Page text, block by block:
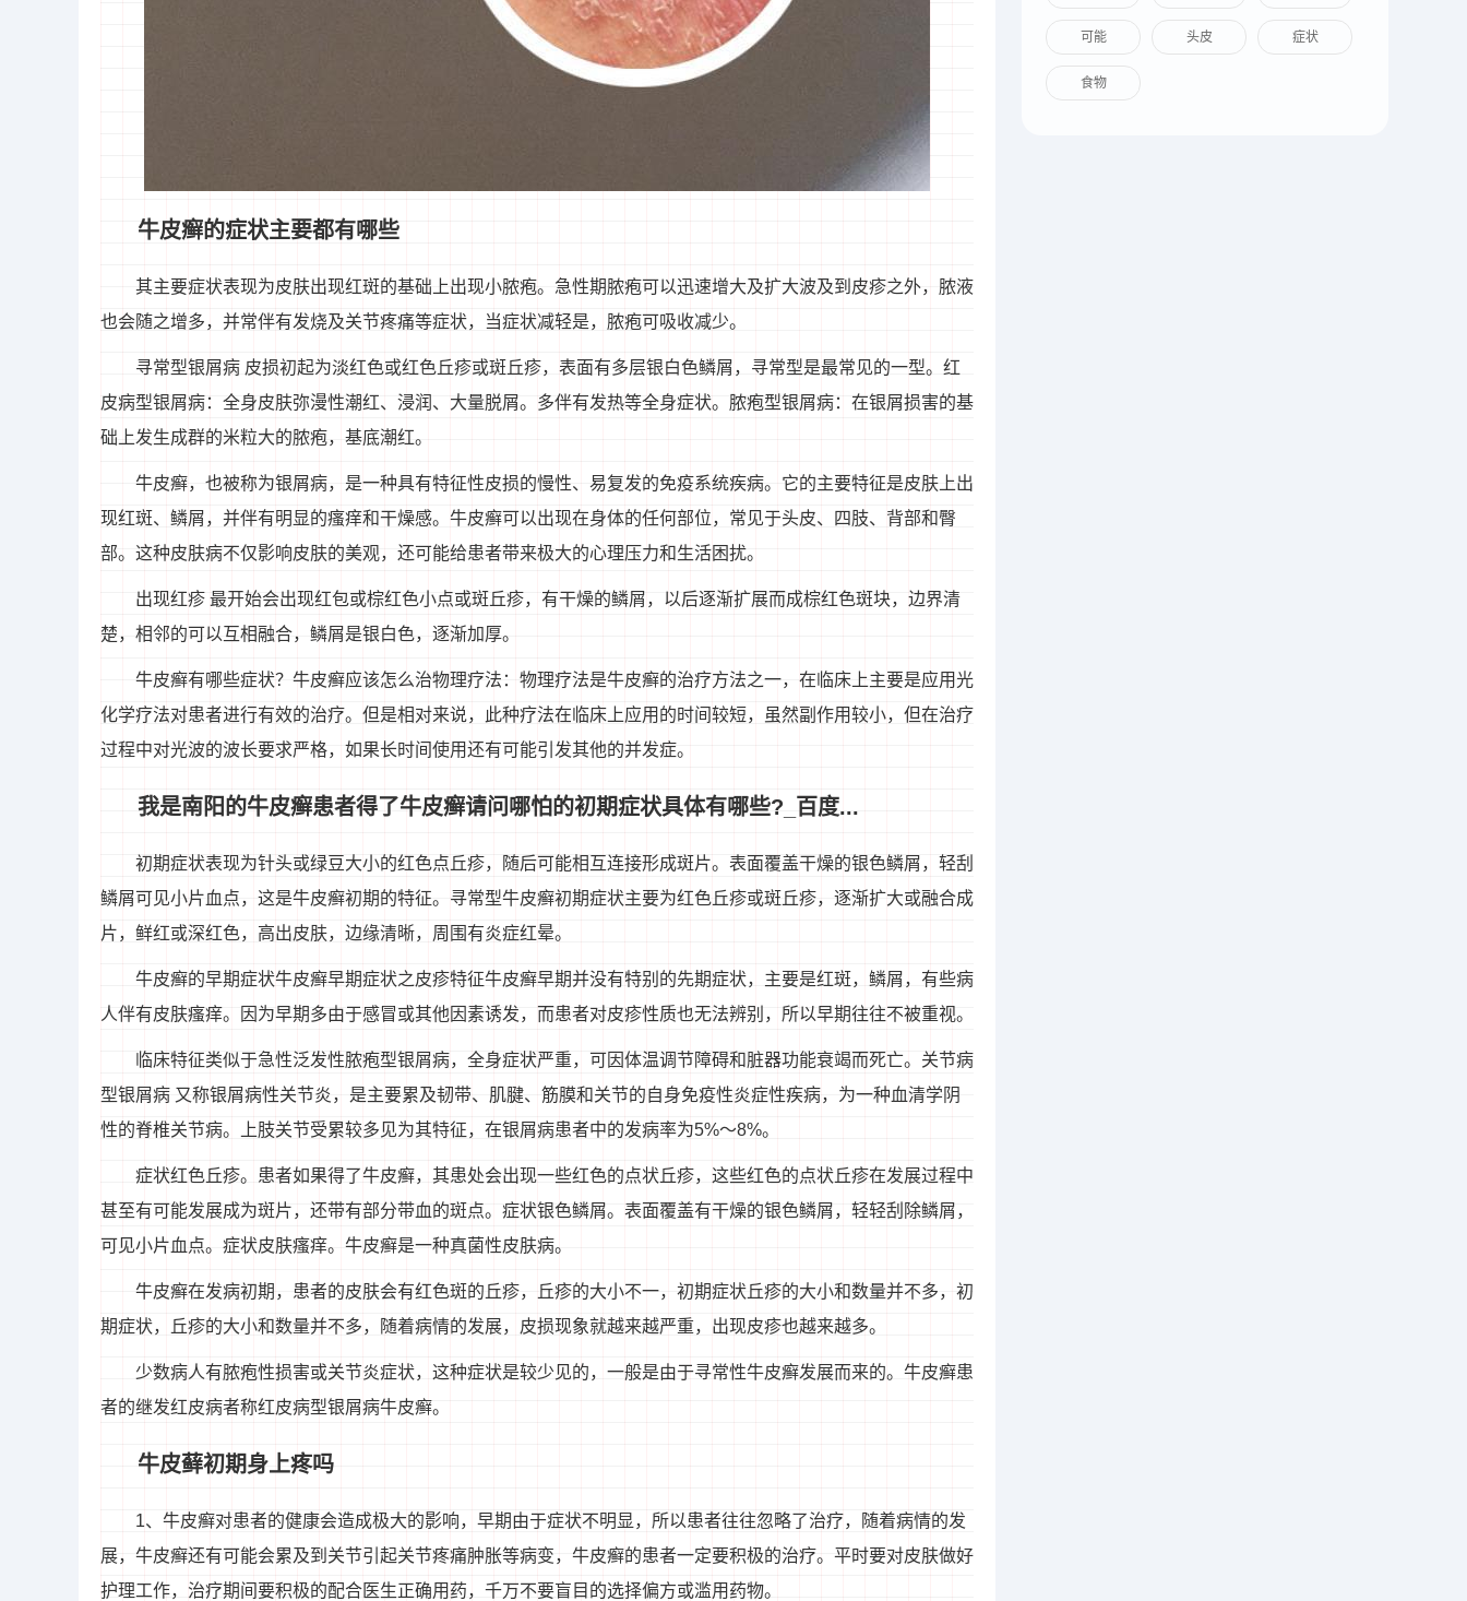
牛皮癣的症状主要都有哪些
其主要症状表现为皮肤出现红斑的基础上出现小脓疱。急性期脓疱可以迅速增大及扩大波及到皮疹之外，脓液
也会随之增多，并常伴有发烧及关节疼痛等症状，当症状减轻是，脓疱可吸收减少。
寻常型银屑病 皮损初起为淡红色或红色丘疹或斑丘疹，表面有多层银白色鳞屑，寻常型是最常见的一型。红
皮病型银屑病：全身皮肤弥漫性潮红、浸润、大量脱屑。多伴有发热等全身症状。脓疱型银屑病：在银屑损害的基
础上发生成群的米粒大的脓疱，基底潮红。
牛皮癣，也被称为银屑病，是一种具有特征性皮损的慢性、易复发的免疫系统疾病。它的主要特征是皮肤上出
现红斑、鳞屑，并伴有明显的瘙痒和干燥感。牛皮癣可以出现在身体的任何部位，常见于头皮、四肢、背部和臀
部。这种皮肤病不仅影响皮肤的美观，还可能给患者带来极大的心理压力和生活困扰。
出现红疹 最开始会出现红包或棕红色小点或斑丘疹，有干燥的鳞屑，以后逐渐扩展而成棕红色斑块，边界清
楚，相邻的可以互相融合，鳞屑是银白色，逐渐加厚。
牛皮癣有哪些症状？牛皮癣应该怎么治物理疗法：物理疗法是牛皮癣的治疗方法之一，在临床上主要是应用光
化学疗法对患者进行有效的治疗。但是相对来说，此种疗法在临床上应用的时间较短，虽然副作用较小，但在治疗
过程中对光波的波长要求严格，如果长时间使用还有可能引发其他的并发症。
我是南阳的牛皮癣患者得了牛皮癣请问哪怕的初期症状具体有哪些?_百度...
初期症状表现为针头或绿豆大小的红色点丘疹，随后可能相互连接形成斑片。表面覆盖干燥的银色鳞屑，轻刮
鳞屑可见小片血点，这是牛皮癣初期的特征。寻常型牛皮癣初期症状主要为红色丘疹或斑丘疹，逐渐扩大或融合成
片，鲜红或深红色，高出皮肤，边缘清晰，周围有炎症红晕。
牛皮癣的早期症状牛皮癣早期症状之皮疹特征牛皮癣早期并没有特别的先期症状，主要是红斑，鳞屑，有些病
人伴有皮肤瘙痒。因为早期多由于感冒或其他因素诱发，而患者对皮疹性质也无法辨别，所以早期往往不被重视。
临床特征类似于急性泛发性脓疱型银屑病，全身症状严重，可因体温调节障碍和脏器功能衰竭而死亡。关节病
型银屑病 又称银屑病性关节炎，是主要累及韧带、肌腱、筋膜和关节的自身免疫性炎症性疾病，为一种血清学阴
性的脊椎关节病。上肢关节受累较多见为其特征，在银屑病患者中的发病率为5%～8%。
症状红色丘疹。患者如果得了牛皮癣，其患处会出现一些红色的点状丘疹，这些红色的点状丘疹在发展过程中
甚至有可能发展成为斑片，还带有部分带血的斑点。症状银色鳞屑。表面覆盖有干燥的银色鳞屑，轻轻刮除鳞屑，
可见小片血点。症状皮肤瘙痒。牛皮癣是一种真菌性皮肤病。
牛皮癣在发病初期，患者的皮肤会有红色斑的丘疹，丘疹的大小不一，初期症状丘疹的大小和数量并不多，初
期症状，丘疹的大小和数量并不多，随着病情的发展，皮损现象就越来越严重，出现皮疹也越来越多。
少数病人有脓疱性损害或关节炎症状，这种症状是较少见的，一般是由于寻常性牛皮癣发展而来的。牛皮癣患
者的继发红皮病者称红皮病型银屑病牛皮癣。
牛皮藓初期身上疼吗
1、牛皮癣对患者的健康会造成极大的影响，早期由于症状不明显，所以患者往往忽略了治疗，随着病情的发
展，牛皮癣还有可能会累及到关节引起关节疼痛肿胀等病变，牛皮癣的患者一定要积极的治疗。平时要对皮肤做好
护理工作，治疗期间要积极的配合医生正确用药，千万不要盲目的选择偏方或滥用药物。
可能 头皮 症状
食物